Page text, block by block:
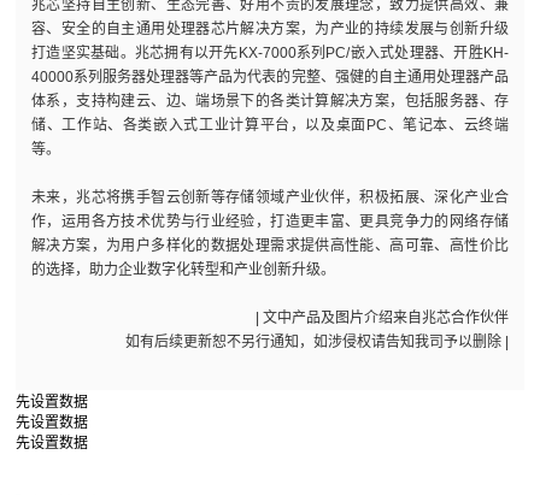
兆芯坚持自主创新、生态完善、好用不贵的发展理念，致力提供高效、兼
容、安全的自主通用处理器芯片解决方案，为产业的持续发展与创新升级
打造坚实基础。兆芯拥有以开先KX-7000系列PC/嵌入式处理器、开胜KH-
40000系列服务器处理器等产品为代表的完整、强健的自主通用处理器产品
体系，支持构建云、边、端场景下的各类计算解决方案，包括服务器、存
储、工作站、各类嵌入式工业计算平台，以及桌面PC、笔记本、云终端
等。
未来，兆芯将携手智云创新等存储领域产业伙伴，积极拓展、深化产业合
作，运用各方技术优势与行业经验，打造更丰富、更具竞争力的网络存储
解决方案，为用户多样化的数据处理需求提供高性能、高可靠、高性价比
的选择，助力企业数字化转型和产业创新升级。
| 文中产品及图片介绍来自兆芯合作伙伴
如有后续更新恕不另行通知，如涉侵权请告知我司予以删除 |
先设置数据
先设置数据
先设置数据